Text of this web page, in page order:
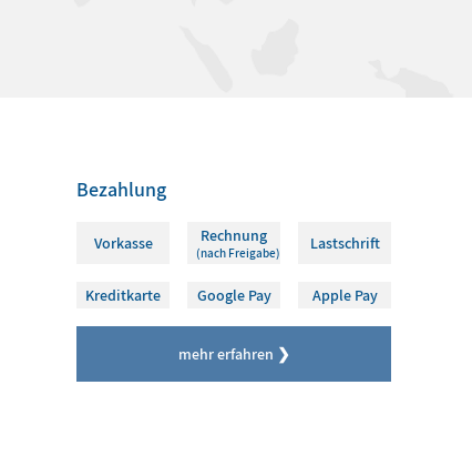
Bezahlung
Vorkasse Rechnung
(nach Freigabe) Lastschrift
Kreditkarte Google Pay Apple Pay
mehr erfahren ❯